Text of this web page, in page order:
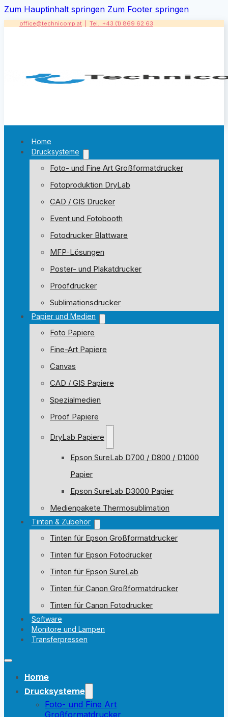
Zum Hauptinhalt springen Zum Footer springen
office@technicomp.at Tel.: +43 (1) 869 62 63
Home
Drucksysteme
Foto- und Fine Art Großformatdrucker
Fotoproduktion DryLab
CAD / GIS Drucker
Event und Fotobooth
Fotodrucker Blattware
MFP-Lösungen
Poster- und Plakatdrucker
Proofdrucker
Sublimationsdrucker
Papier und Medien
Foto Papiere
Fine-Art Papiere
Canvas
CAD / GIS Papiere
Spezialmedien
Proof Papiere
DryLab Papiere
Epson SureLab D700 / D800 / D1000
Papier
Epson SureLab D3000 Papier
Medienpakete Thermosublimation
Tinten & Zubehör
Tinten für Epson Großformatdrucker
Tinten für Epson Fotodrucker
Tinten für Epson SureLab
Tinten für Canon Großformatdrucker
Tinten für Canon Fotodrucker
Software
Monitore und Lampen
Transferpressen
Home
Drucksysteme
Foto- und Fine Art
Großformatdrucker